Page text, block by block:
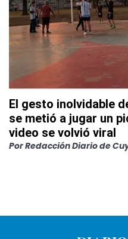
El gesto inolvidable
se metió a jugar un
video se volvió viral
PorRedacción Diario de